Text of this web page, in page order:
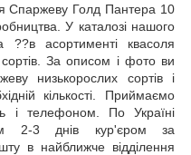
Спаржеву Голд Пантера 10
У каталозі нашого
??в асортименті квасоля
За описом і фото ви
низькорослих сортів і
кількості. Приймаємо
і телефоном. По Україні
2-3 днів кур'єром за
в найближче відділення